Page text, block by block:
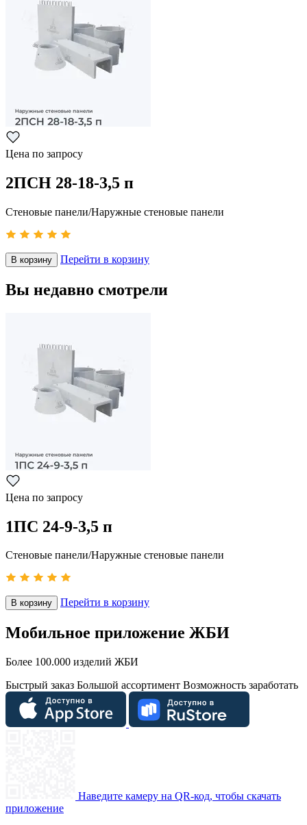
Цена по запросу
2ПСН 28-18-3,5 п
Стеновые панели/Наружные стеновые панели
В корзину Перейти в корзину
Вы недавно смотрели
Цена по запросу
1ПС 24-9-3,5 п
Стеновые панели/Наружные стеновые панели
В корзину Перейти в корзину
Мобильное приложение ЖБИ
Более 100.000 изделий ЖБИ
Быстрый заказ Большой ассортимент Возможность заработать
Наведите камеру на QR-код, чтобы скачать
приложение